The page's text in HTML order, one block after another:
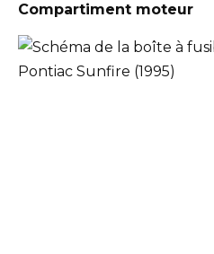
Compartiment moteur